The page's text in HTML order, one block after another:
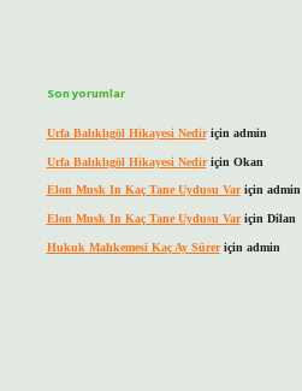
Son yorumlar
Urfa Balıklıgöl Hikayesi Nediriçin admin
Urfa Balıklıgöl Hikayesi Nediriçin Okan
Elon Musk In Kaç Tane Uydusu Variçin admin
Elon Musk In Kaç Tane Uydusu Variçin Dilan
Hukuk Mahkemesi Kaç Ay Süreriçin admin